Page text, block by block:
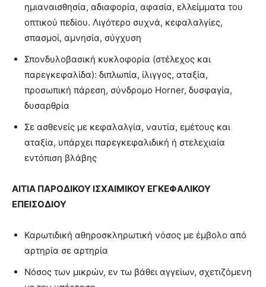
ημιαναισθησία, αδιαφορία, αφασία, ελλείμματα του
οπτικού πεδίου. Λιγότερο συχνά, κεφαλαλγίες,
σπασμοί, αμνησία, σύγχυση
Σπονδυλοβασική κυκλοφορία (στέλεχος και
παρεγκεφαλίδα): διπλωπία, ίλιγγος, αταξία,
προσωπική πάρεση, σύνδρομο Horner, δυσφαγία,
δυσαρθρία
Σε ασθενείς με κεφαλαλγία, ναυτία, εμέτους και
αταξία, υπάρχει παρεγκεφαλιδική ή στελεχιαία
εντόπιση βλάβης
ΑΙΤΙΑ ΠΑΡΟΔΙΚΟΥ ΙΣΧΑΙΜΙΚΟΥ ΕΓΚΕΦΑΛΙΚΟΥ
ΕΠΕΙΣΟΔΙΟΥ
Καρωτιδική αθηροσκληρωτική νόσος με έμβολο από
αρτηρία σε αρτηρία
Νόσος των μικρών, εν τω βάθει αγγείων, σχετιζόμενη